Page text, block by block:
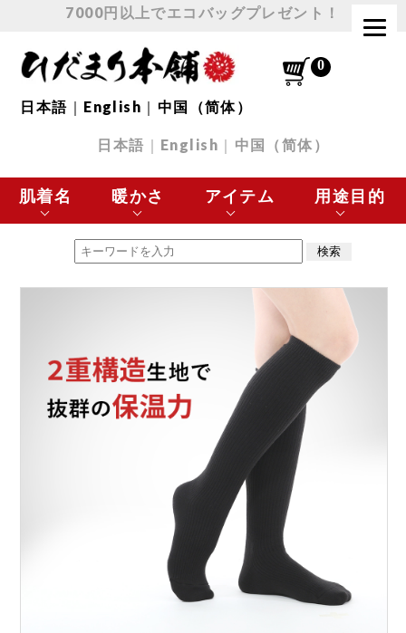
7000円以上でエコバッグプレゼント！
日本語 ｜ English ｜ 中国（简体）
日本語 ｜ English ｜ 中国（简体）
肌着名
エベレスト
プレミアムウェーブ
極・頂
暖かさ
最高に暖かい
暖かい
涼しい
アイテム
肌着 トップス
下着
靴下
用途目的
極寒の環境に最適
日常使いに最適
温活・ヘルスケア